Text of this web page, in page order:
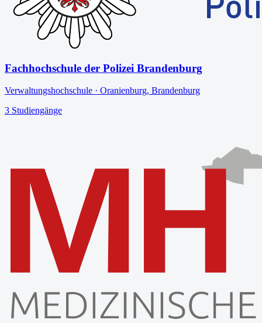
Fachhochschule der Polizei Brandenburg
Verwaltungshochschule · Oranienburg, Brandenburg
3 Studiengänge